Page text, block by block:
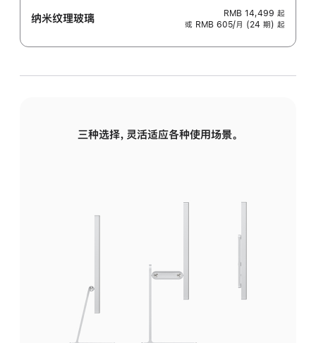
纳米纹理玻璃 RMB 14,499 起
或 RMB 605/月 (24 期) 起
三种选择，灵活适应各种使用场景。